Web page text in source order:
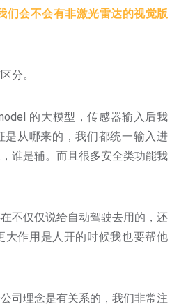
们会不会有非激光雷达的视觉版
分。
的大模型，传感器输入后我
是从哪来的，我们都统一输入进
谁是辅。而且很多安全类功能我
不仅仅说给自动驾驶去用的，还
大作用是人开的时候我也要帮他
司理念是有关系的，我们非常注